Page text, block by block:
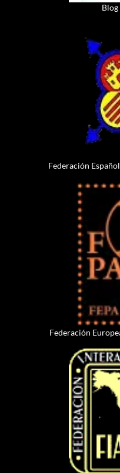
Blog
Federación
Federación